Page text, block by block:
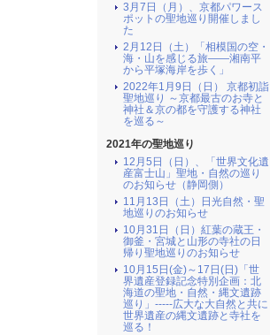
3月7日（月）、京都パワース
ポットの聖地巡り開催しまし
た
2月12日（土）「相模国の空・
海・山を感じる旅――湘南平
から平塚海岸を歩く」
2022年1月9日（日） 京都初詣
聖地巡り ～京都最古のお寺と
神社＆京の都を守護する神社
を巡る～
2021年の聖地巡り
12月5日（日）、「世界文化遺
産富士山」聖地・自然の巡り
のお知らせ（静岡側）
11月13日（土）日光自然・聖
地巡りのお知らせ
10月31日（日）紅葉の蔵王・
御釜・宮城と山形の寺社の日
帰り聖地巡りのお知らせ
10月15日(金)～17日(日)「世
界遺産登録記念特別企画：北
海道の聖地・自然・縄文遺跡
巡り」-----広大な大自然と共に
世界遺産の縄文遺跡と寺社を
巡る！